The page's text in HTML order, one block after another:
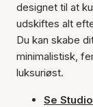
designet til at
udskiftes alt
Du kan skabe
minimalistisk,
luksuriøst.
Se